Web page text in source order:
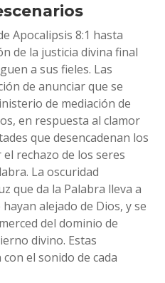
Apocalipsis 8:1 hasta
de la justicia divina final
a sus fieles. Las
de anunciar que se
de mediación de
en respuesta al clamor
que desencadenan los
rechazo de los seres
La oscuridad
que da la Palabra lleva a
alejado de Dios, y se
del dominio de
divino. Estas
el sonido de cada